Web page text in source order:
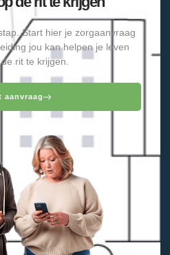
Start hier je zorgaanvraag
jou kan helpen je leven
rit te krijgen.
aanvraag